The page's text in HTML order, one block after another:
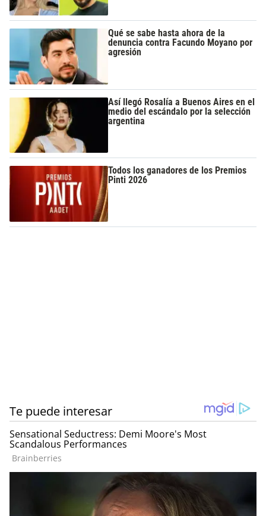
Qué se sabe hasta ahora de la
denuncia contra Facundo Moyano por
agresión
Así llegó Rosalía a Buenos Aires en el
medio del escándalo por la selección
argentina
Todos los ganadores de los Premios
Pinti 2026